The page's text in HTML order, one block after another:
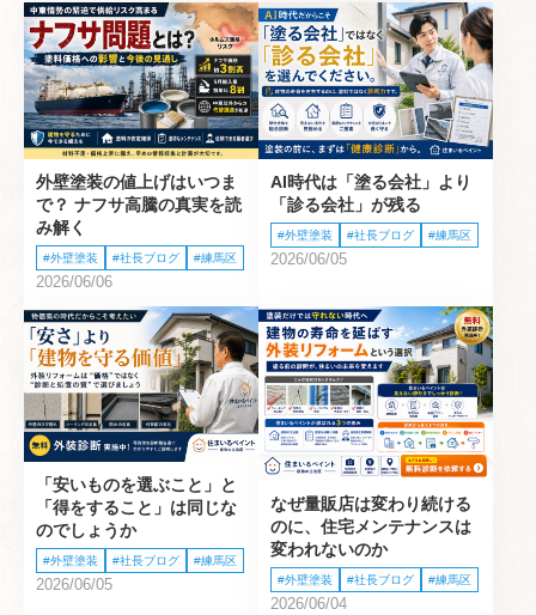
外壁塗装の値上げはいつま
で？ ナフサ高騰の真実を読
み解く
外壁塗装 社長ブログ 練馬区
2026/06/06
AI時代は「塗る会社」より
「診る会社」が残る
外壁塗装 社長ブログ 練馬区
2026/06/05
「安いものを選ぶこと」と
「得をすること」は同じな
のでしょうか
外壁塗装 社長ブログ 練馬区
2026/06/05
なぜ量販店は変わり続ける
のに、住宅メンテナンスは
変われないのか
外壁塗装 社長ブログ 練馬区
2026/06/04